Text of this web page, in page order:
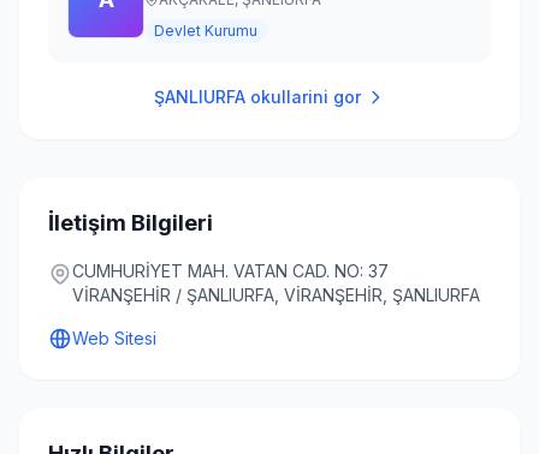
Devlet Kurumu
ŞANLIURFA okullarini gor
İletişim Bilgileri
CUMHURİYET MAH. VATAN CAD. NO: 37
VİRANŞEHİR / ŞANLIURFA, VİRANŞEHİR, ŞANLIURFA
Web Sitesi